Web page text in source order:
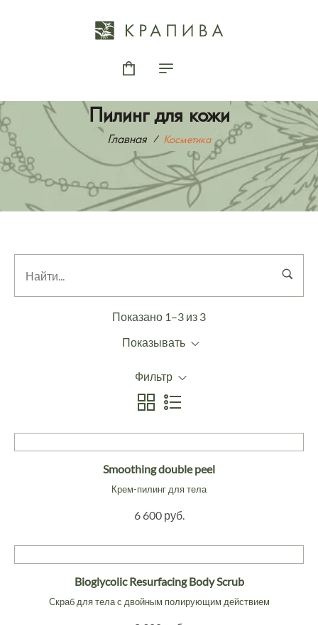
Пилинг для кожи
Главная Косметика
Показано 1–3 из 3
Показывать
Фильтр
Smoothing double peel
Крем-пилинг для тела
6 600 руб.
Bioglycolic Resurfacing Body Scrub
Скраб для тела с двойным полирующим действием